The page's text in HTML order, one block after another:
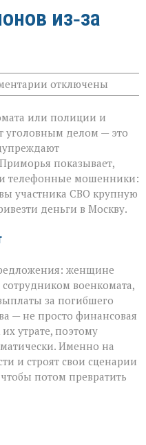
из‑за
к
записи
сыграли
на
самом
больном»:
вдова
военного
лишилась
миллионов
из‑за
отключены
или полиции и
уголовным делом — это
показывает,
телефонные мошенники:
участника СВО крупную
деньги в Москву.
женщине
военкомата,
за погибшего
— не просто финансовая
утрате, поэтому
Именно на
и строят свои сценарии
потом превратить